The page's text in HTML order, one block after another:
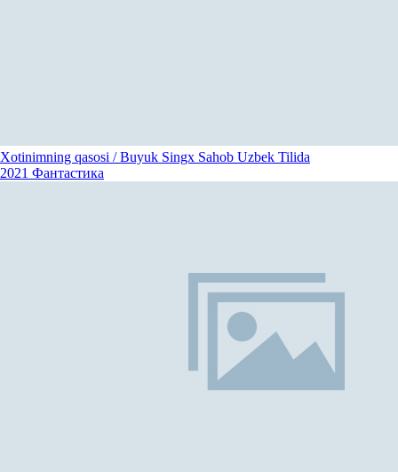
Xotinimning qasosi / Buyuk Singx Sahob Uzbek Tilida
2021 Фантастика